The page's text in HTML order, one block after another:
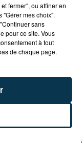
UN
fermer", ou affiner en
mes choix".
sans
pour ce site. Vous
à tout
de chaque page.